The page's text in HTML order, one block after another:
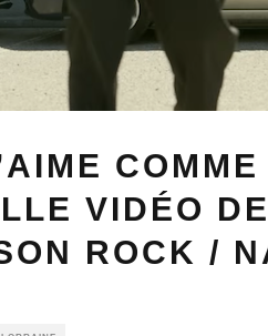
VIDÉO
ROCK /